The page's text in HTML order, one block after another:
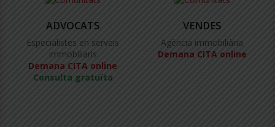
ADVOCATS
Especialistes en serveis
immobiliaris
Demana CITA online
Consulta gratuïta
VENDES
Agència immobiliària
Demana CITA online